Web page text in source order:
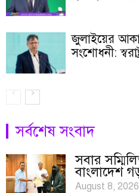
জুলাইয়ের
সংশোধনী:
সর্বশেষ সংবাদ
সবার
বাংলাদেশ
August 8, 2026